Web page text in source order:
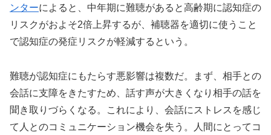
ンターによると、中年期に難聴があると高齢期に認知症の
リスクがおよそ2倍上昇するが、補聴器を適切に使うこと
で認知症の発症リスクが軽減するという。
難聴が認知症にもたらす悪影響は複数だ。まず、相手との
会話に支障をきたすため、話す声が大きくなり相手の話を
聞き取りづらくなる。これにより、会話にストレスを感じ
て人とのコミュニケーション機会を失う。人間にとってコ